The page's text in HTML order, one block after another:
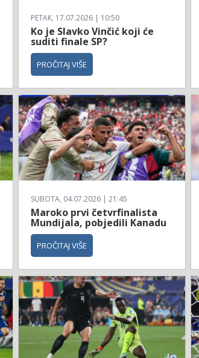
PETAK, 17.07.2026 | 10:50
Ko je Slavko Vinčić koji će
suditi finale SP?
PROČITAJ VIŠE
SUBOTA, 04.07.2026 | 21:45
Maroko prvi četvrfinalista
Mundijala, pobjedili Kanadu
PROČITAJ VIŠE